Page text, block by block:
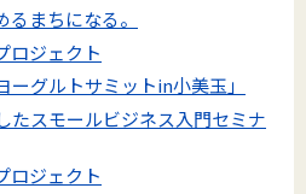
まちになる。
ロジェクト
グルトサミットin小美玉」
たスモールビジネス入門セミナ
ロジェクト